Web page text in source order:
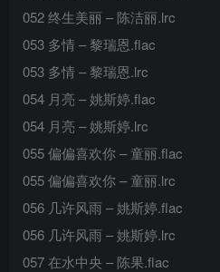
052 终生美丽 – 陈洁丽.lrc
053 多情 – 黎瑞恩.flac
053 多情 – 黎瑞恩.lrc
054 月亮 – 姚斯婷.flac
054 月亮 – 姚斯婷.lrc
055 偏偏喜欢你 – 童丽.flac
055 偏偏喜欢你 – 童丽.lrc
056 几许风雨 – 姚斯婷.flac
056 几许风雨 – 姚斯婷.lrc
057 在水中央 – 陈果.flac